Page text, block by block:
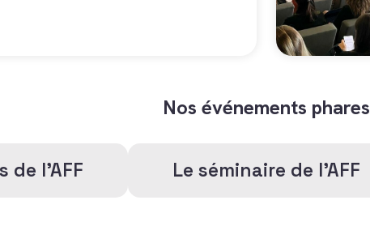
Nos événements phares
de l'AFF Le séminaire de l'AFF